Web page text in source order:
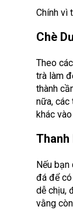
Chính vì
Chè
Theo
trà làm
thành
nữa, các
khác
Thanh
Nếu
đá để có
dễ chịu,
vằng